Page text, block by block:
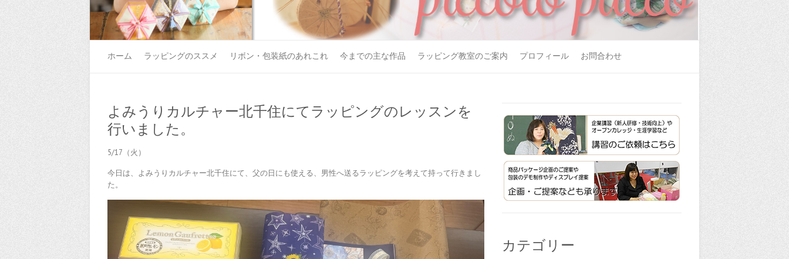
ホーム ラッピングのススメ リボン・包装紙のあれこれ 今までの主な作品 ラッピング教室のご案内 プロフィール お問合わせ
よみうりカルチャー北千住にてラッピングのレッスンを
行いました。
5/17（火）
今日は、よみうりカルチャー北千住にて、父の日にも使える、男性へ送るラッピングを考えて持って行きまし
た。
カテゴリー